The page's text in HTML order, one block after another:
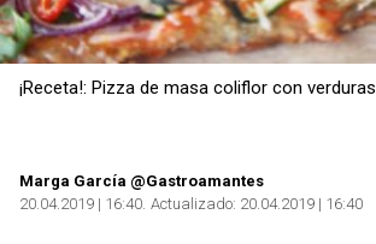
¡Receta!: Pizza de masa coliflor con verduras
Marga García @Gastroamantes
20.04.2019 | 16:40 Actualizado: 20.04.2019 | 16:40